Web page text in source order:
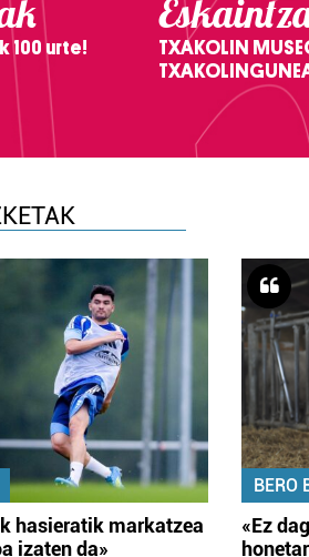
100 urte!
TXAKOLIN
hasieratik markatzea
izaten da»
BERO
«Ez